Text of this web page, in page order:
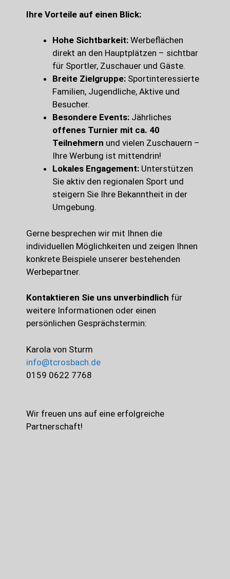
Ihre Vorteile auf einen Blick:
Hohe Sichtbarkeit: Werbeflächen
direkt an den Hauptplätzen – sichtbar
für Sportler, Zuschauer und Gäste.
Breite Zielgruppe: Sportinteressierte
Familien, Jugendliche, Aktive und
Besucher.
Besondere Events: Jährliches
offenes Turnier mit ca. 40
Teilnehmern und vielen Zuschauern –
Ihre Werbung ist mittendrin!
Lokales Engagement: Unterstützen
Sie aktiv den regionalen Sport und
steigern Sie Ihre Bekanntheit in der
Umgebung.
Gerne besprechen wir mit Ihnen die
individuellen Möglichkeiten und zeigen Ihnen
konkrete Beispiele unserer bestehenden
Werbepartner.
Kontaktieren Sie uns unverbindlich für
weitere Informationen oder einen
persönlichen Gesprächstermin:
Karola von Sturm
info@tcrosbach.de
0159 0622 7768
Wir freuen uns auf eine erfolgreiche
Partnerschaft!